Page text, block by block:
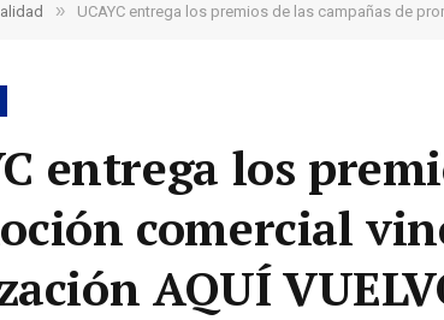
» UCAYC entrega los premios de las campañas de
entrega los
comercial
AQUÍ